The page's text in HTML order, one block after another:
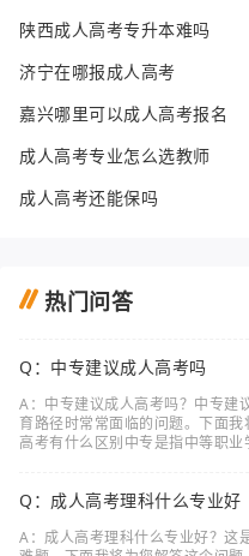
陕西成人高考专升本难吗
济宁在哪报成人高考
嘉兴哪里可以成人高考报名
成人高考专业怎么选教师
成人高考还能保吗
热门问答
Q：中专建议成人高考吗
A：中专建议成人高考吗？中专建
育路径时常常面临的问题。下面
高考有什么区别中专是指中等职业
Q：成人高考理科什么专业好
A：成人高考理科什么专业好？这